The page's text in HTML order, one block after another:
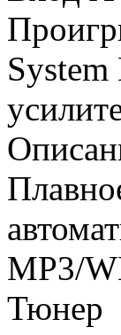
MP3/
Тюнер